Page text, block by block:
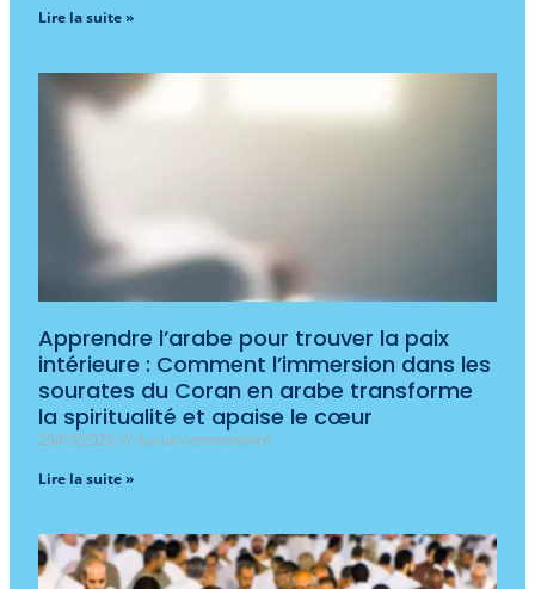
Lire la suite »
Apprendre l’arabe pour trouver la paix
intérieure : Comment l’immersion dans les
sourates du Coran en arabe transforme
la spiritualité et apaise le cœur
20/03/2026
Aucun commentaire
Lire la suite »